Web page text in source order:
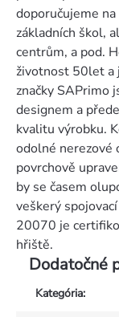
doporučujeme
základních škol,
centrům, a pod.
životnost 50let a
značky SAPrimo
designem a
kvalitu výrobku.
odolné nerezové
povrchově
by se časem
veškerý
20070 je
hřiště.
Dodatočné
Kategória: